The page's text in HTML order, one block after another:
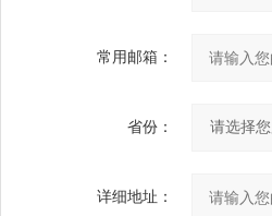
常用邮箱：
省份：
详细地址：